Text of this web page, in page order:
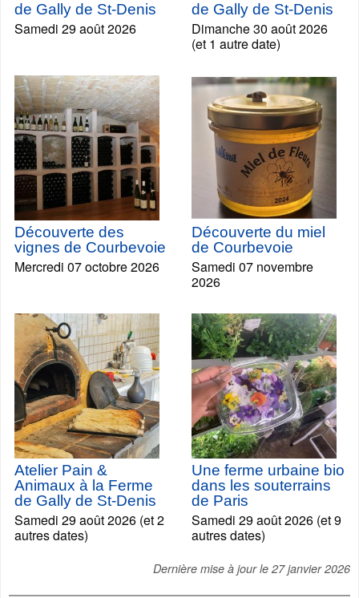
de Gally de St-Denis
Samedi 29 août 2026
de Gally de St-Denis
Dimanche 30 août 2026
(et 1 autre date)
Découverte des
vignes de Courbevoie
Mercredi 07 octobre 2026
Découverte du miel
de Courbevoie
Samedi 07 novembre
2026
Atelier Pain &
Animaux à la Ferme
de Gally de St-Denis
Samedi 29 août 2026 (et 2
autres dates)
Une ferme urbaine bio
dans les souterrains
de Paris
Samedi 29 août 2026 (et 9
autres dates)
Dernière mise à jour le 27 janvier 2026